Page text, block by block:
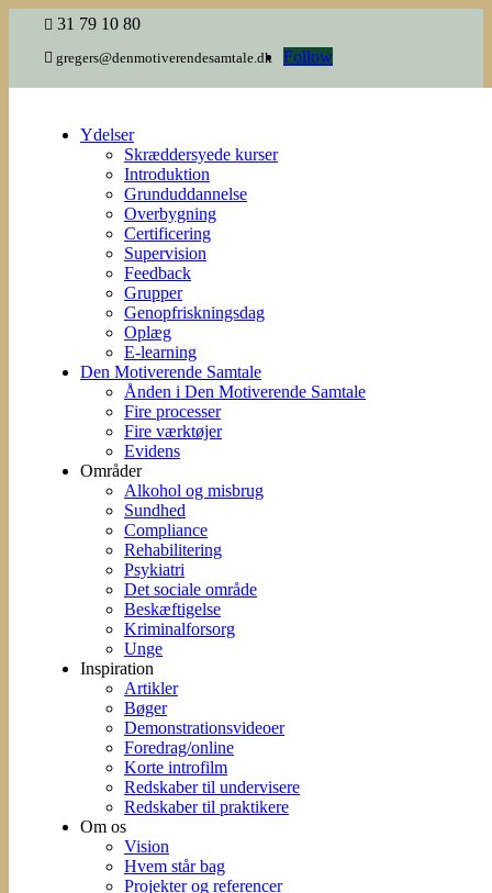
 31 79 10 80
 gregers@denmotiverendesamtale.dk Follow
Ydelser
Skræddersyede kurser
Introduktion
Grunduddannelse
Overbygning
Certificering
Supervision
Feedback
Grupper
Genopfriskningsdag
Oplæg
E-learning
Den Motiverende Samtale
Ånden i Den Motiverende Samtale
Fire processer
Fire værktøjer
Evidens
Områder
Alkohol og misbrug
Sundhed
Compliance
Rehabilitering
Psykiatri
Det sociale område
Beskæftigelse
Kriminalforsorg
Unge
Inspiration
Artikler
Bøger
Demonstrationsvideoer
Foredrag/online
Korte introfilm
Redskaber til undervisere
Redskaber til praktikere
Om os
Vision
Hvem står bag
Projekter og referencer